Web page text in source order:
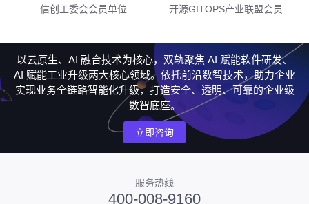
信创工委会会员单位 开源GITOPS产业联盟会员
以云原生、AI 融合技术为核心，双轨聚焦 AI 赋能软件研发、
AI 赋能工业升级两大核心领域。依托前沿数智技术，助力企业
实现业务全链路智能化升级，打造安全、透明、可靠的企业级
数智底座。
立即咨询
服务热线
400-008-9160